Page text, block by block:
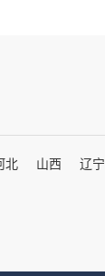
北 山西 辽宁